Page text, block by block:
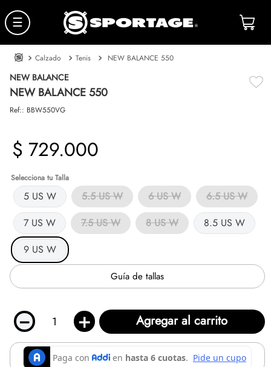
☰
Calzado Tenis NEW BALANCE 550
NEW BALANCE
NEW BALANCE 550
Ref:: BBW550VG
$ 729.000
Talla
5 US W 5.5 US W 6 US W
6.5 US W
7 US W
7.5 US W 8 US W
8.5 US W
9 US W
Guía de tallas
＋
－ Agregar al carrito